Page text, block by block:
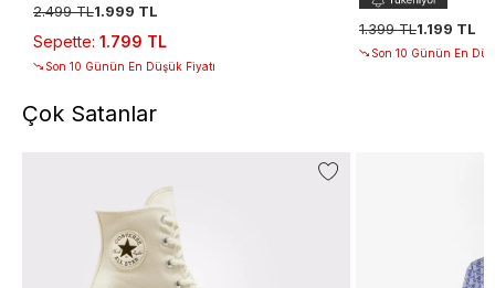
2.499 TL1.999 TL
Sepette: 1.799 TL
Son 10 Günün En Düşük Fiyatı
1.399 TL1.199 TL
Son 10 Günün En
Çok Satanlar